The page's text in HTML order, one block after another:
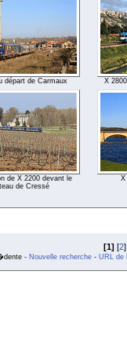
départ de Carmaux X
de X 2200 devant le
de Cressé
X
[1] [2]
- Nouvelle recherche - URL de